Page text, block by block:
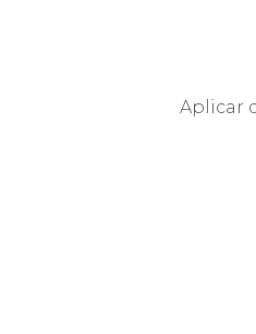
Aplicar